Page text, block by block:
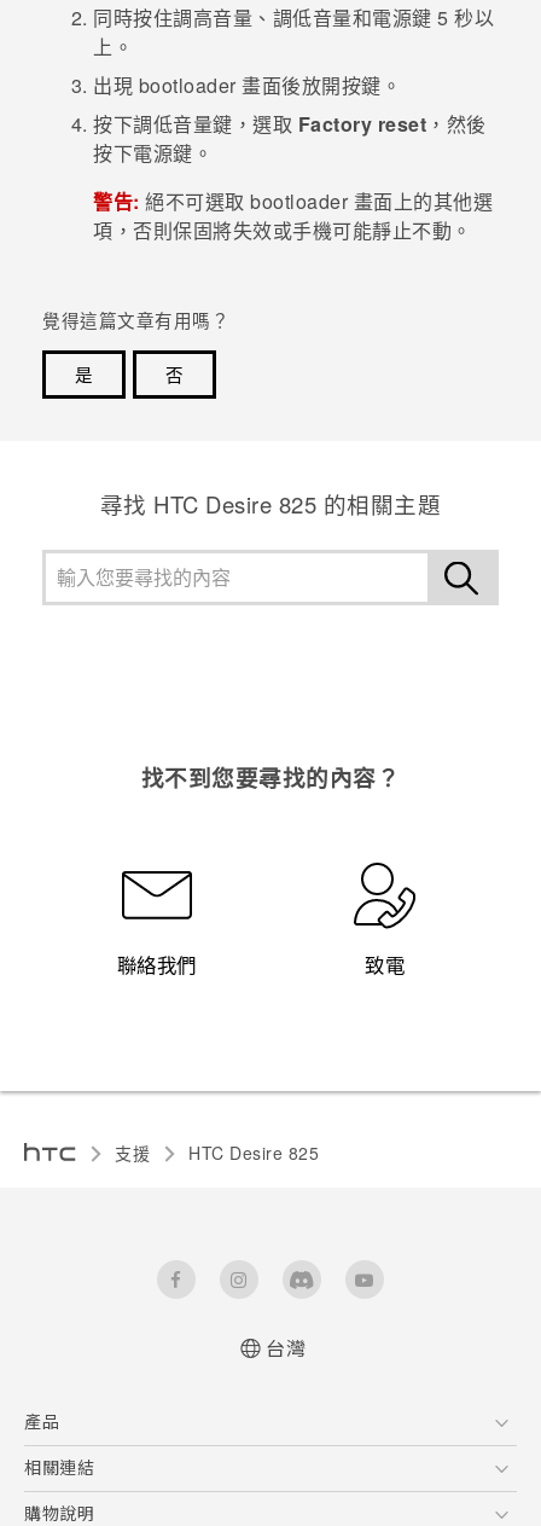
同時按住調高音量 、 調低音量和電源鍵 5 秒以
上。
出現 bootloader 畫面後放開按鍵。
按下調低音量鍵，選取 Factory reset ，然後
按下電源鍵。
警告: 絕不可選取 bootloader 畫面上的其他選
項，否則保固將失效或手機可能靜止不動。
覺得這篇文章有用嗎？
是
否
尋找 HTC Desire 825 的相關主題
找不到您要尋找的內容？
聯絡我們 致電
支援 HTC Desire 825‎
台灣
產品
5G
智慧型手機
相關連結
HTC Research
購物說明